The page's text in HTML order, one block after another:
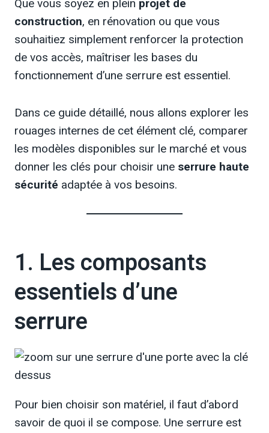
Que vous soyez en plein projet de
construction, en rénovation ou que vous
souhaitiez simplement renforcer la protection
de vos accès, maîtriser les bases du
fonctionnement d’une serrure est essentiel.
Dans ce guide détaillé, nous allons explorer les
rouages internes de cet élément clé, comparer
les modèles disponibles sur le marché et vous
donner les clés pour choisir une serrure haute
sécurité adaptée à vos besoins.
1. Les composants
essentiels d’une
serrure
Pour bien choisir son matériel, il faut d’abord
savoir de quoi il se compose. Une serrure est